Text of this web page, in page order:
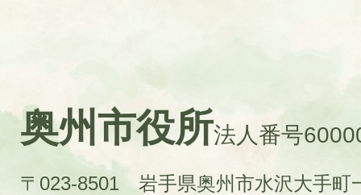
奥州市役所法人番号
〒023-8501 岩手県奥州市水沢大手町